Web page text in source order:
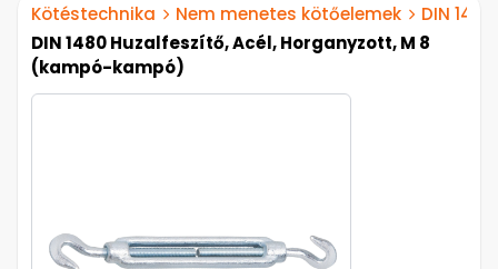
Kötéstechnika Nem menetes kötőelemek
DIN
DIN 1480 Huzalfeszítő, Acél, Horganyzott, M 8
(kampó-kampó)